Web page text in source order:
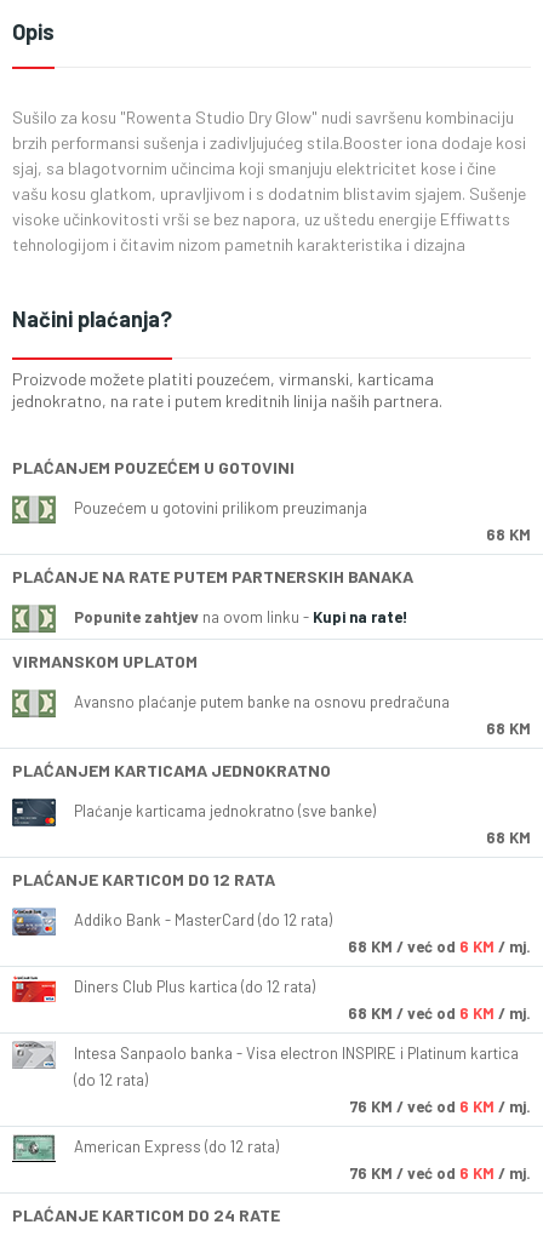
Opis
Sušilo za kosu "Rowenta Studio Dry Glow" nudi savršenu kombinaciju
brzih performansi sušenja i zadivljujućeg stila.Booster iona dodaje kosi
sjaj, sa blagotvornim učincima koji smanjuju elektricitet kose i čine
vašu kosu glatkom, upravljivom i s dodatnim blistavim sjajem. Sušenje
visoke učinkovitosti vrši se bez napora, uz uštedu energije Effiwatts
tehnologijom i čitavim nizom pametnih karakteristika i dizajna
Načini plaćanja?
Proizvode možete platiti pouzećem, virmanski, karticama
jednokratno, na rate i putem kreditnih linija naših partnera.
PLAĆANJEM POUZEĆEM U GOTOVINI
Pouzećem u gotovini prilikom preuzimanja
68 KM
PLAĆANJE NA RATE PUTEM PARTNERSKIH BANAKA
Popunite zahtjev na ovom linku - Kupi na rate!
VIRMANSKOM UPLATOM
Avansno plaćanje putem banke na osnovu predračuna
68 KM
PLAĆANJEM KARTICAMA JEDNOKRATNO
Plaćanje karticama jednokratno (sve banke)
68 KM
PLAĆANJE KARTICOM DO 12 RATA
Addiko Bank - MasterCard (do 12 rata)
68 KM / već od 6 KM / mj.
Diners Club Plus kartica (do 12 rata)
68 KM / već od 6 KM / mj.
Intesa Sanpaolo banka - Visa electron INSPIRE i Platinum kartica
(do 12 rata)
76 KM / već od 6 KM / mj.
American Express (do 12 rata)
76 KM / već od 6 KM / mj.
PLAĆANJE KARTICOM DO 24 RATE